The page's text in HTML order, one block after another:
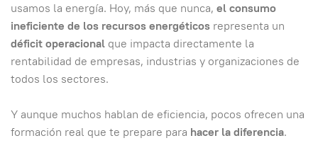
usamos la energía. Hoy, más que nunca, el consumo
ineficiente de los recursos energéticos representa un
déficit operacional que impacta directamente la
rentabilidad de empresas, industrias y organizaciones de
todos los sectores.
Y aunque muchos hablan de eficiencia, pocos ofrecen una
formación real que te prepare para hacer la diferencia.